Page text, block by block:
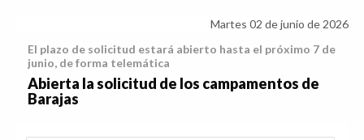
Martes 02 de junio de 2026
El plazo de solicitud estará abierto hasta el próximo 7 de
junio, de forma telemática
Abierta la solicitud de los campamentos de
Barajas